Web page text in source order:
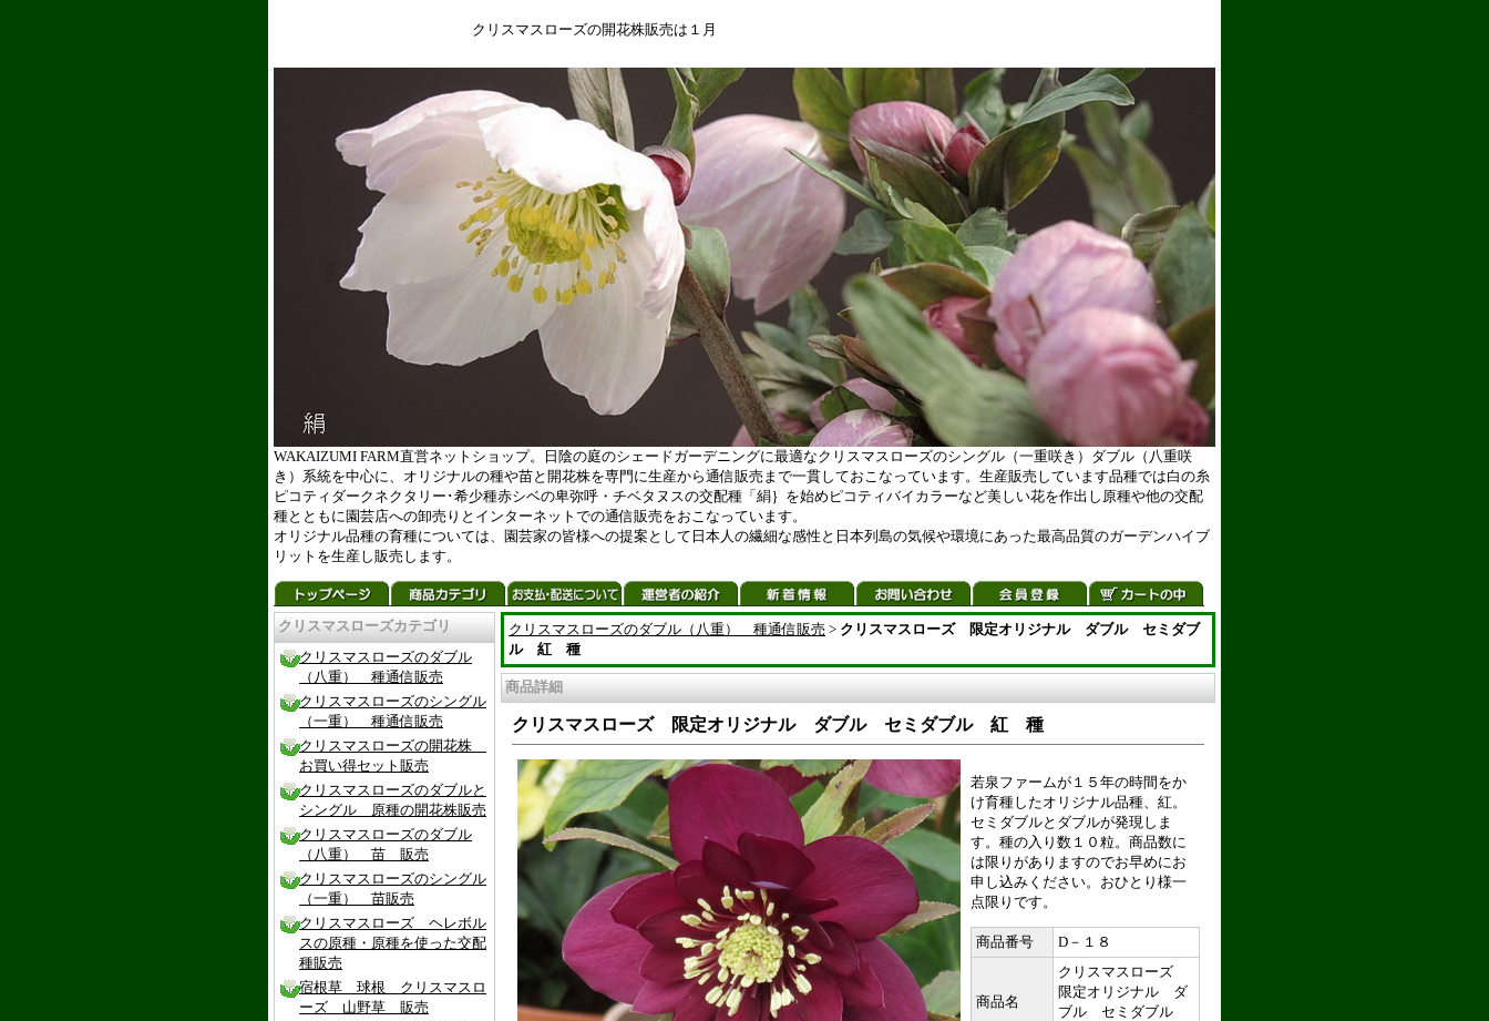
クリスマスローズの開花株販売は１月から開始いたします。 通信販売会員募集中 会員だけがご購入できる限定プレミアム品種の開花株をコレクションできま
WAKAIZUMI FARM直営ネットショップ。日陰の庭のシェードガーデニングに最適なクリスマスローズのシングル（一重咲き）ダブル（八重咲
き）系統を中心に、オリジナルの種や苗と開花株を専門に生産から通信販売まで一貫しておこなっています。生産販売しています品種では白の糸
ピコティダークネクタリー･希少種赤シベの卑弥呼・チベタヌスの交配種「絹｝を始めピコティバイカラーなど美しい花を作出し原種や他の交配
種とともに園芸店への卸売りとインターネットでの通信販売をおこなっています。
オリジナル品種の育種については、園芸家の皆様への提案として日本人の繊細な感性と日本列島の気候や環境にあった最高品質のガーデンハイブ
リットを生産し販売します。
クリスマスローズカテゴリ
クリスマスローズのダブル
（八重） 種通信販売
クリスマスローズのシングル
（一重） 種通信販売
クリスマスローズの開花株
お買い得セット販売
クリスマスローズのダブルと
シングル 原種の開花株販売
クリスマスローズのダブル
（八重） 苗 販売
クリスマスローズのシングル
（一重） 苗販売
クリスマスローズ ヘレボル
スの原種・原種を使った交配
種販売
宿根草 球根 クリスマスロ
ーズ 山野草 販売
クリスマスローズのダブル（八重） 種通信販売 > クリスマスローズ 限定オリジナル ダブル セミダブ
ル 紅 種
商品詳細
クリスマスローズ 限定オリジナル ダブル セミダブル 紅 種
若泉ファームが１５年の時間をか
け育種したオリジナル品種、紅。
セミダブルとダブルが発現しま
す。種の入り数１０粒。商品数に
は限りがありますのでお早めにお
申し込みください。おひとり様一
点限りです。
商品番号 D－１８
商品名
クリスマスローズ
限定オリジナル ダ
ブル セミダブル